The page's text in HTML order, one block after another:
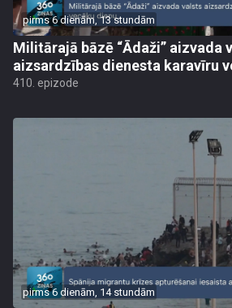
pirms 6 dienām, 13 stundām
Militārajā bāzē “Ādaži” aizvada
aizsardzības dienesta karavīru
410. epizode
pirms 6 dienām, 14 stundām